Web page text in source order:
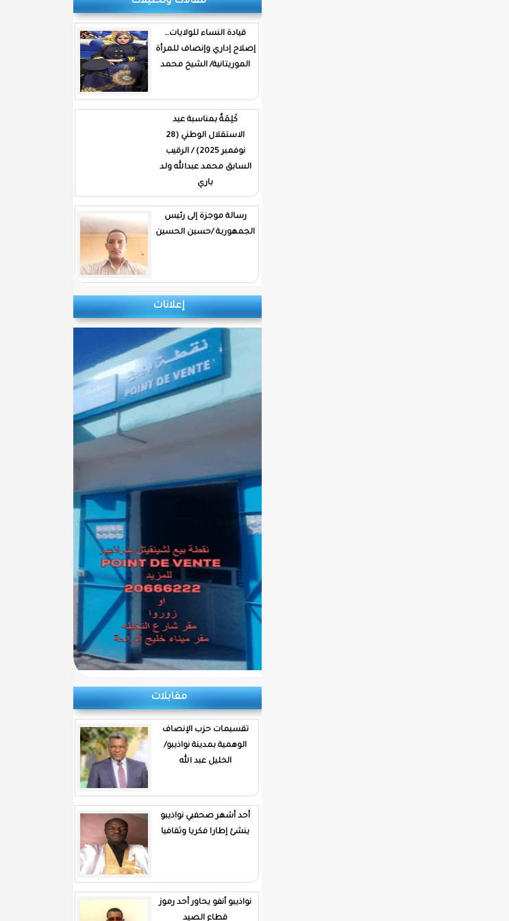
قيادة النساء للولايات…
إصلاح إداري وإنصاف للمرأة
الموريتانية/ الشيخ محمد
كَلِمَةٌ بمناسبة عيد
الاستقلال الوطني (28
نوفمبر 2025) / الرقيب
السابق محمد عبدالله ولد
باري
رسالة موجزة إلى رئيس
الجمهورية /حسين الحسين
إعلانات
مقابلات
تقسيمات حزب الإنصاف
الوهمية بمدينة نواذيبو/
الخليل عبد الله
أحد أشهر صحفيي نواذيبو
ينشئ إطارا فكريا وثقافيا
نواذيبو أنفو يحاور أحد رموز
قطاع الصيد